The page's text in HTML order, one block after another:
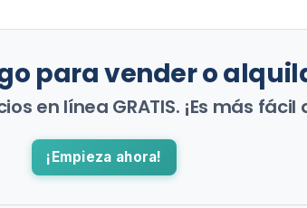
para vender o
en línea GRATIS. ¡Es más
¡Empieza ahora!